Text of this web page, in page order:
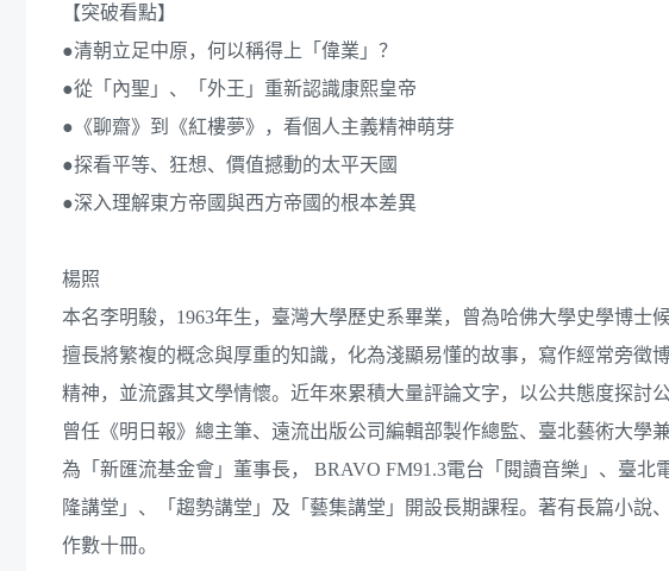
【突破看點】
●清朝立足中原，何以稱得上「偉業」？
●從「內聖」、「外王」重新認識康熙皇帝
●《聊齋》到《紅樓夢》，看個人主義精神萌芽
●探看平等、狂想、價值撼動的太平天國
●深入理解東方帝國與西方帝國的根本差異
楊照
本名李明駿，1963年生，臺灣大學歷史系畢業，曾為哈佛大學史學博士候
擅長將繁複的概念與厚重的知識，化為淺顯易懂的故事，寫作經常旁徵
精神，並流露其文學情懷。近年來累積大量評論文字，以公共態度探討
曾任《明日報》總主筆、遠流出版公司編輯部製作總監、臺北藝術大
為「新匯流基金會」董事長， BRAVO FM91.3電台「閱讀音樂」、臺
隆講堂」、「趨勢講堂」及「藝集講堂」開設長期課程。著有長篇小
作數十冊。